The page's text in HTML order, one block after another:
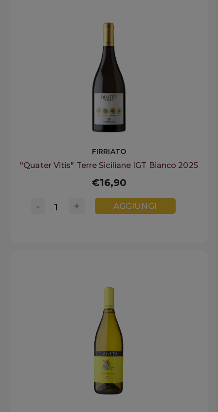
FIRRIATO
"Quater Vitis" Terre Siciliane IGT Bianco 2025
€16,90
+
- AGGIUNGI